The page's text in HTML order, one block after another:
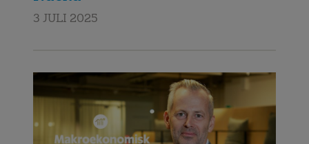
3 JULI 2025